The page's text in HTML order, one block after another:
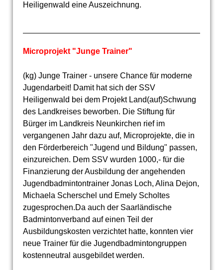
Heiligenwald eine Auszeichnung.
Microprojekt "Junge Trainer"
(kg) Junge Trainer - unsere Chance für moderne
Jugendarbeit! Damit hat sich der SSV
Heiligenwald bei dem Projekt Land(auf)Schwung
des Landkreises beworben. Die Stiftung für
Bürger im Landkreis Neunkirchen rief im
vergangenen Jahr dazu auf, Microprojekte, die in
den Förderbereich "Jugend und Bildung" passen,
einzureichen. Dem SSV wurden 1000,- für die
Finanzierung der Ausbildung der angehenden
Jugendbadmintontrainer Jonas Loch, Alina Dejon,
Michaela Scherschel und Emely Scholtes
zugesprochen.Da auch der Saarländische
Badmintonverband auf einen Teil der
Ausbildungskosten verzichtet hatte, konnten vier
neue Trainer für die Jugendbadmintongruppen
kostenneutral ausgebildet werden.